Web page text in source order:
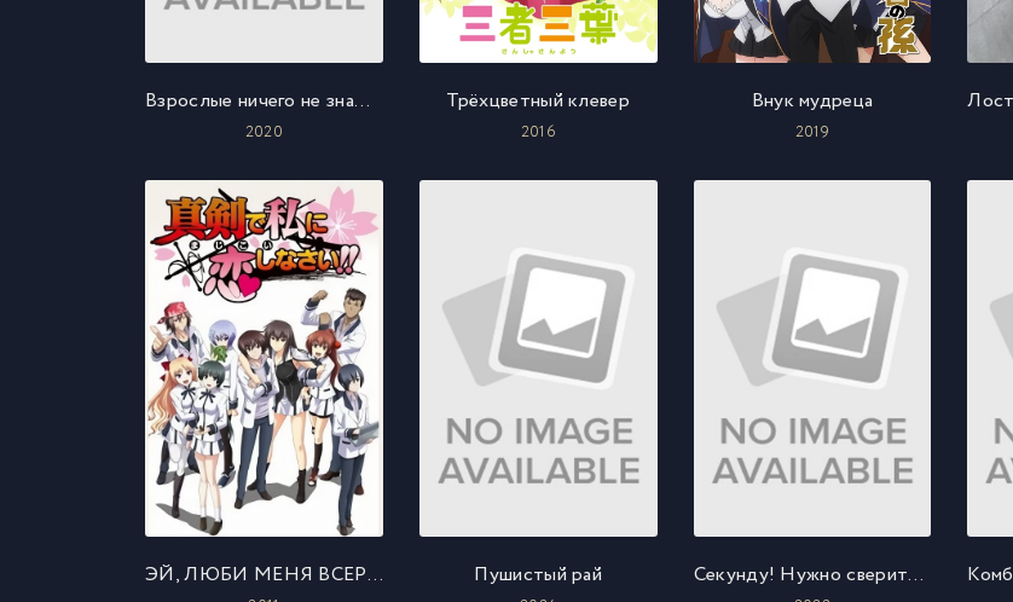
Взрослые ничего не знают о любви
2020
Трёхцветный клевер
2016
Внук мудреца
2019
ЭЙ, ЛЮБИ МЕНЯ ВСЕРЬЁЗ! Пушистый рай Секунду! Нужно свериться с гайдом